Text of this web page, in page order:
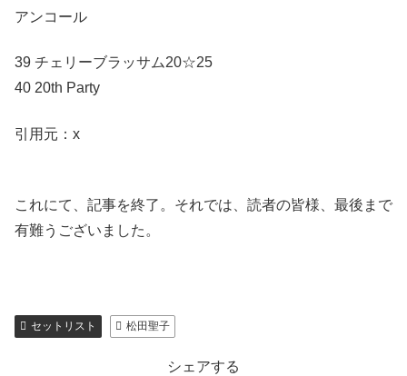
アンコール
39 チェリーブラッサム20☆25
40 20th Party
引用元：x
これにて、記事を終了。それでは、読者の皆様、最後まで
有難うございました。
セットリスト 松田聖子
シェアする